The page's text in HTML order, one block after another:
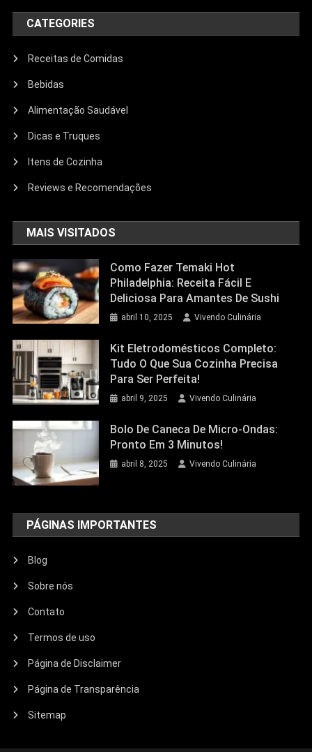
CATEGORIES
Receitas de Comidas
Bebidas
Alimentação Saudável
Dicas e Truques
Itens de Cozinha
Reviews e Recomendações
MAIS VISITADOS
Como Fazer Temaki Hot
Philadelphia: Receita Fácil E
Deliciosa Para Amantes De Sushi
abril 10, 2025 Vivendo Culinária
Kit Eletrodomésticos Completo:
Tudo O Que Sua Cozinha Precisa
Para Ser Perfeita!
abril 9, 2025 Vivendo Culinária
Bolo De Caneca De Micro-Ondas:
Pronto Em 3 Minutos!
abril 8, 2025 Vivendo Culinária
PÁGINAS IMPORTANTES
Blog
Sobre nós
Contato
Termos de uso
Página de Disclaimer
Página de Transparência
Sitemap